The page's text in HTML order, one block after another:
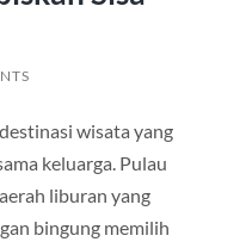
wisata yang
keluarga. Pulau
liburan yang
bingung memilih